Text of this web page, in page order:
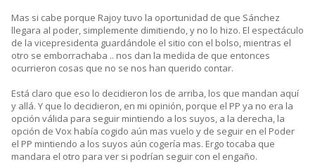
Mas si cabe porque Rajoy tuvo la oportunidad de que Sánchez
llegara al poder, simplemente dimitiendo, y no lo hizo. El espectáculo
de la vicepresidenta guardándole el sitio con el bolso, mientras el
otro se emborrachaba .. nos dan la medida de que entonces
ocurrieron cosas que no se nos han querido contar.
Está claro que eso lo decidieron los de arriba, los que mandan aquí
y allá. Y que lo decidieron, en mi opinión, porque el PP ya no era la
opción válida para seguir mintiendo a los suyos, a la derecha, la
opción de Vox había cogido aún mas vuelo y de seguir en el Poder
el PP mintiendo a los suyos aún cogería mas. Ergo tocaba que
mandara el otro para ver si podrían seguir con el engaño.